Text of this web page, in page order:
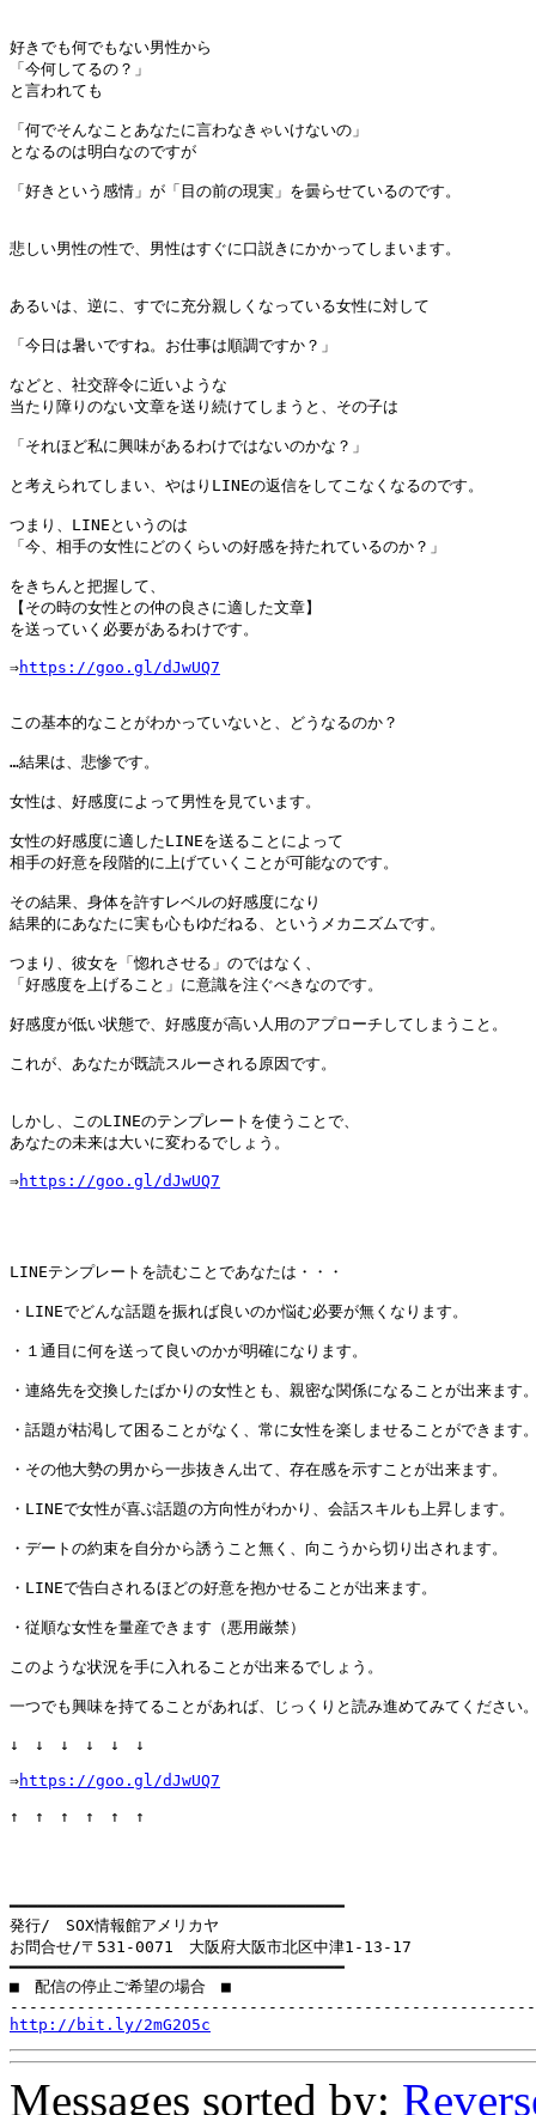
好きでも何でもない男性から
「今何してるの？」
と言われても
「何でそんなことあなたに言わなきゃいけないの」
となるのは明白なのですが
「好きという感情」が「目の前の現実」を曇らせているのです。
悲しい男性の性で、男性はすぐに口説きにかかってしまいます。
あるいは、逆に、すでに充分親しくなっている女性に対して
「今日は暑いですね。お仕事は順調ですか？」
などと、社交辞令に近いような
当たり障りのない文章を送り続けてしまうと、その子は
「それほど私に興味があるわけではないのかな？」
と考えられてしまい、やはりLINEの返信をしてこなくなるのです。
つまり、LINEというのは
「今、相手の女性にどのくらいの好感を持たれているのか？」
をきちんと把握して、
【その時の女性との仲の良さに適した文章】
を送っていく必要があるわけです。
⇒https://goo.gl/dJwUQ7
この基本的なことがわかっていないと、どうなるのか？
…結果は、悲惨です。
女性は、好感度によって男性を見ています。
女性の好感度に適したLINEを送ることによって
相手の好意を段階的に上げていくことが可能なのです。
その結果、身体を許すレベルの好感度になり
結果的にあなたに実も心もゆだねる、というメカニズムです。
つまり、彼女を「惚れさせる」のではなく、
「好感度を上げること」に意識を注ぐべきなのです。
好感度が低い状態で、好感度が高い人用のアプローチしてしまうこと。
これが、あなたが既読スルーされる原因です。
しかし、このLINEのテンプレートを使うことで、
あなたの未来は大いに変わるでしょう。
⇒https://goo.gl/dJwUQ7
LINEテンプレートを読むことであなたは・・・
・LINEでどんな話題を振れば良いのか悩む必要が無くなります。
・１通目に何を送って良いのかが明確になります。
・連絡先を交換したばかりの女性とも、親密な関係になることが出来ます
・話題が枯渇して困ることがなく、常に女性を楽しませることができます
・その他大勢の男から一歩抜きん出て、存在感を示すことが出来ます。
・LINEで女性が喜ぶ話題の方向性がわかり、会話スキルも上昇します。
・デートの約束を自分から誘うこと無く、向こうから切り出されます。
・LINEで告白されるほどの好意を抱かせることが出来ます。
・従順な女性を量産できます（悪用厳禁）
このような状況を手に入れることが出来るでしょう。
一つでも興味を持てることがあれば、じっくりと読み進めてみてください
↓　↓　↓　↓　↓　↓
⇒https://goo.gl/dJwUQ7
↑　↑　↑　↑　↑　↑
━━━━━━━━━━━━━━━━━━━━━━━━━━━━━━━━━━━
発行/　SOX情報館アメリカヤ
お問合せ/〒531-0071　大阪府大阪市北区中津1-13-17
━━━━━━━━━━━━━━━━━━━━━━━━━━━━━━━━━━━
■　配信の停止ご希望の場合　■
http://bit.ly/2mG2O5c
Messages sorted by: